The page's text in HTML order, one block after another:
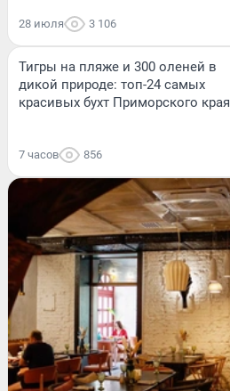
28 июля 3 106
Тигры на пляже и 300 оленей в
дикой природе: топ-24 самых
красивых бухт Приморского края
7 часов 856